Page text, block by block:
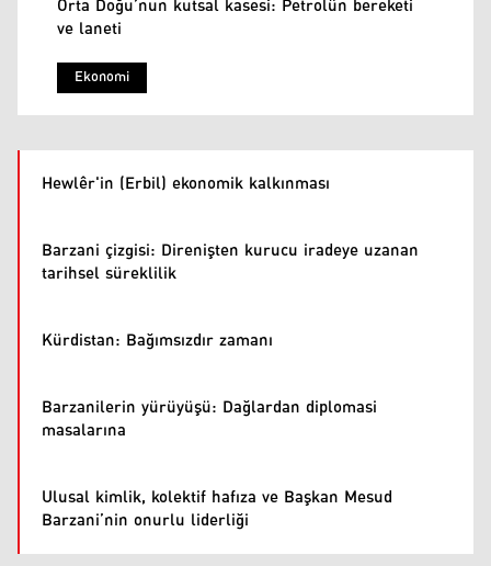
Ekonomi
ve laneti
Hewlêr'in (Erbil) ekonomik kalkınması
Barzani çizgisi: Direnişten kurucu iradeye uzanan
tarihsel süreklilik
Kürdistan: Bağımsızdır zamanı
Barzanilerin yürüyüşü: Dağlardan diplomasi
masalarına
Ulusal kimlik, kolektif hafıza ve Başkan Mesud
Barzani’nin onurlu liderliği